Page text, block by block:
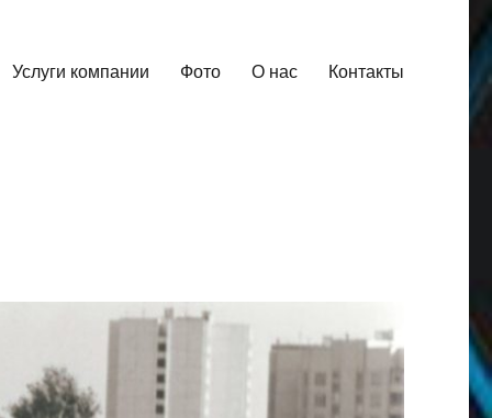
Услуги компании Фото О нас Контакты